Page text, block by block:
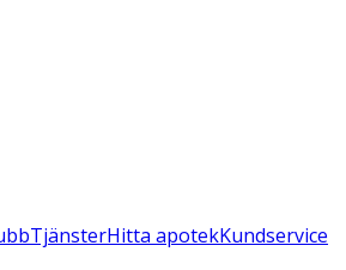
TjänsterHitta apotekKundservice